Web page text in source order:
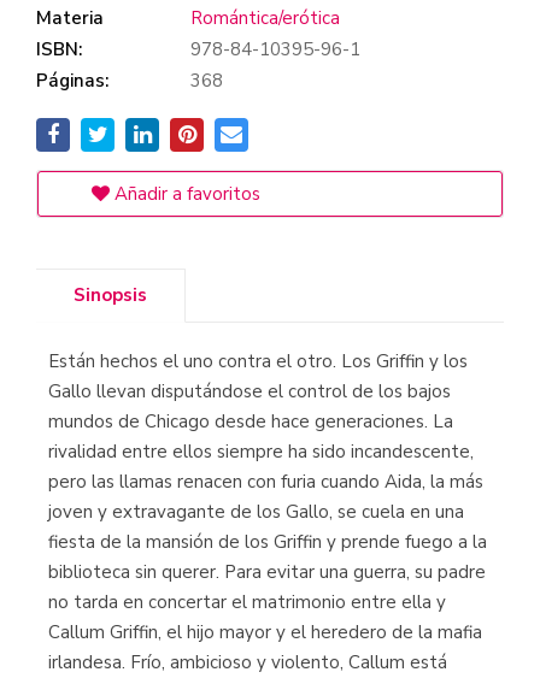
Materia
Romántica/erótica
ISBN:
978-84-10395-96-1
Páginas:
368
Añadir a favoritos
Sinopsis
Están hechos el uno contra el otro. Los Griffin y los
Gallo llevan disputándose el control de los bajos
mundos de Chicago desde hace generaciones. La
rivalidad entre ellos siempre ha sido incandescente,
pero las llamas renacen con furia cuando Aida, la más
joven y extravagante de los Gallo, se cuela en una
fiesta de la mansión de los Griffin y prende fuego a la
biblioteca sin querer. Para evitar una guerra, su padre
no tarda en concertar el matrimonio entre ella y
Callum Griffin, el hijo mayor y el heredero de la mafia
irlandesa. Frío, ambicioso y violento, Callum está